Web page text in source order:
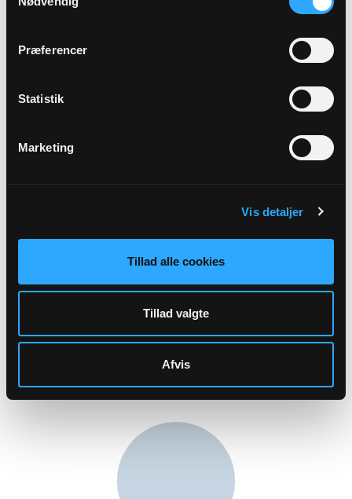
Præferencer
Statistik
Marketing
Vis detaljer
Tillad alle cookies
Tillad valgte
Afvis
Menigt medlem
Tværvej 82B
2830 Virum